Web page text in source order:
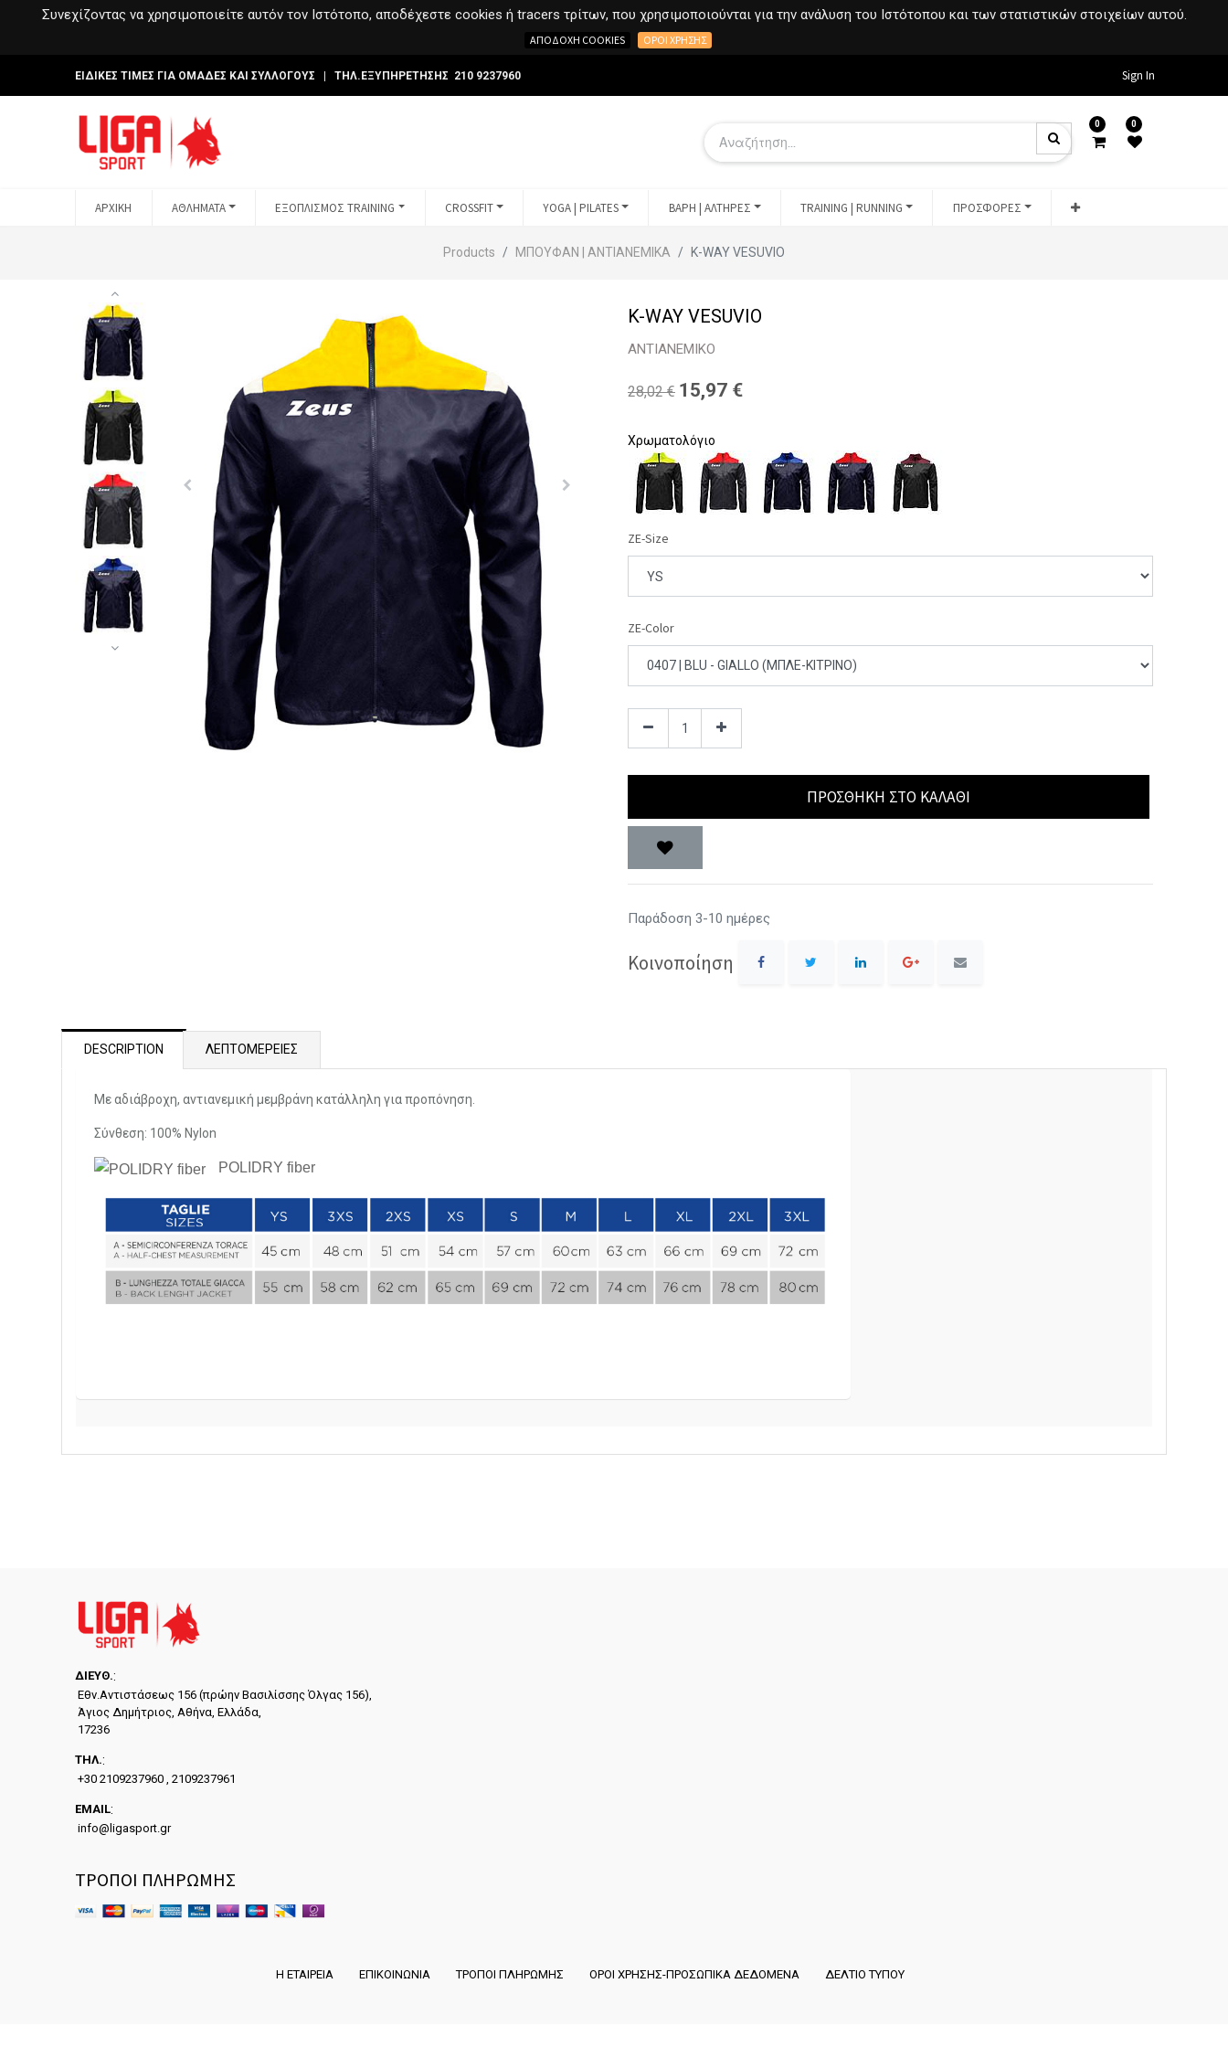
Συνεχίζοντας να χρησιμοποιείτε αυτόν τον Ιστότοπο, αποδέχεστε cookies ή tracers τρίτων, που χρησιμοποιούνται για την ανάλυση του Ιστότοπου και των στατιστικών στοιχείων αυτού.
ΑΠΟΔΟΧΉ COOKIES ΌΡΟΙ ΧΡΉΣΗΣ
ΕΙΔΙΚΕΣ ΤΙΜΕΣ ΓΙΑ ΟΜΑΔΕΣ ΚΑΙ ΣΥΛΛΟΓΟΥΣ | ΤΗΛ.ΕΞΥΠΗΡΕΤΗΣΗΣ 210 9237960 Sign In
0 0
ΑΡΧΙΚΗ ΑΘΛΗΜΑΤΑ ΕΞΟΠΛΙΣΜΟΣ TRAINING CROSSFIT YOGA | PILATES ΒΑΡΗ | ΑΛΤΗΡΕΣ TRAINING | RUNNING ΠΡΟΣΦΟΡΕΣ
Products ΜΠΟΥΦΑΝ | ΑΝΤΙΑΝΕΜΙΚΑ K-WAY VESUVIO
K-WAY VESUVIO
ΑΝΤΙΑΝΕΜΙΚΟ
28,02€ 15,97 €
Χρωματολόγιο
ZE-Size
ZE-Color
ΠΡΟΣΘΉΚΗ ΣΤΟ ΚΑΛΆΘΙ
Παράδοση 3-10 ημέρες
Κοινοποίηση
DESCRIPTION ΛΕΠΤΟΜΕΡΕΙΕΣ
Με αδιάβροχη, αντιανεμική μεμβράνη κατάλληλη για προπόνηση.
Σύνθεση: 100% Nylon
POLIDRY fiber
ΔΙΕYΘ.:
Εθν.Αντιστάσεως 156 (πρώην Βασιλίσσης Όλγας 156),
Άγιος Δημήτριος, Αθήνα, Ελλάδα,
17236
ΤΗΛ.:
+30 2109237960 , 2109237961
EMAIL:
info@ligasport.gr
ΤΡΟΠΟΙ ΠΛΗΡΩΜΗΣ
Η ΕΤΑΙΡΕΙΑ ΕΠΙΚΟΙΝΩΝΙΑ ΤΡΟΠΟΙ ΠΛΗΡΩΜΗΣ ΟΡΟΙ ΧΡΗΣΗΣ-ΠΡΟΣΩΠΙΚΑ ΔΕΔΟΜΕΝΑ ΔΕΛΤΙΟ ΤΥΠΟΥ